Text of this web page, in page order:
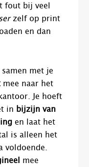
fout bij veel
zelf op print
en dan
samen met je
mee naar het
Je hoeft
in bijzijn van
en laat het
is alleen het
voldoende.
mee